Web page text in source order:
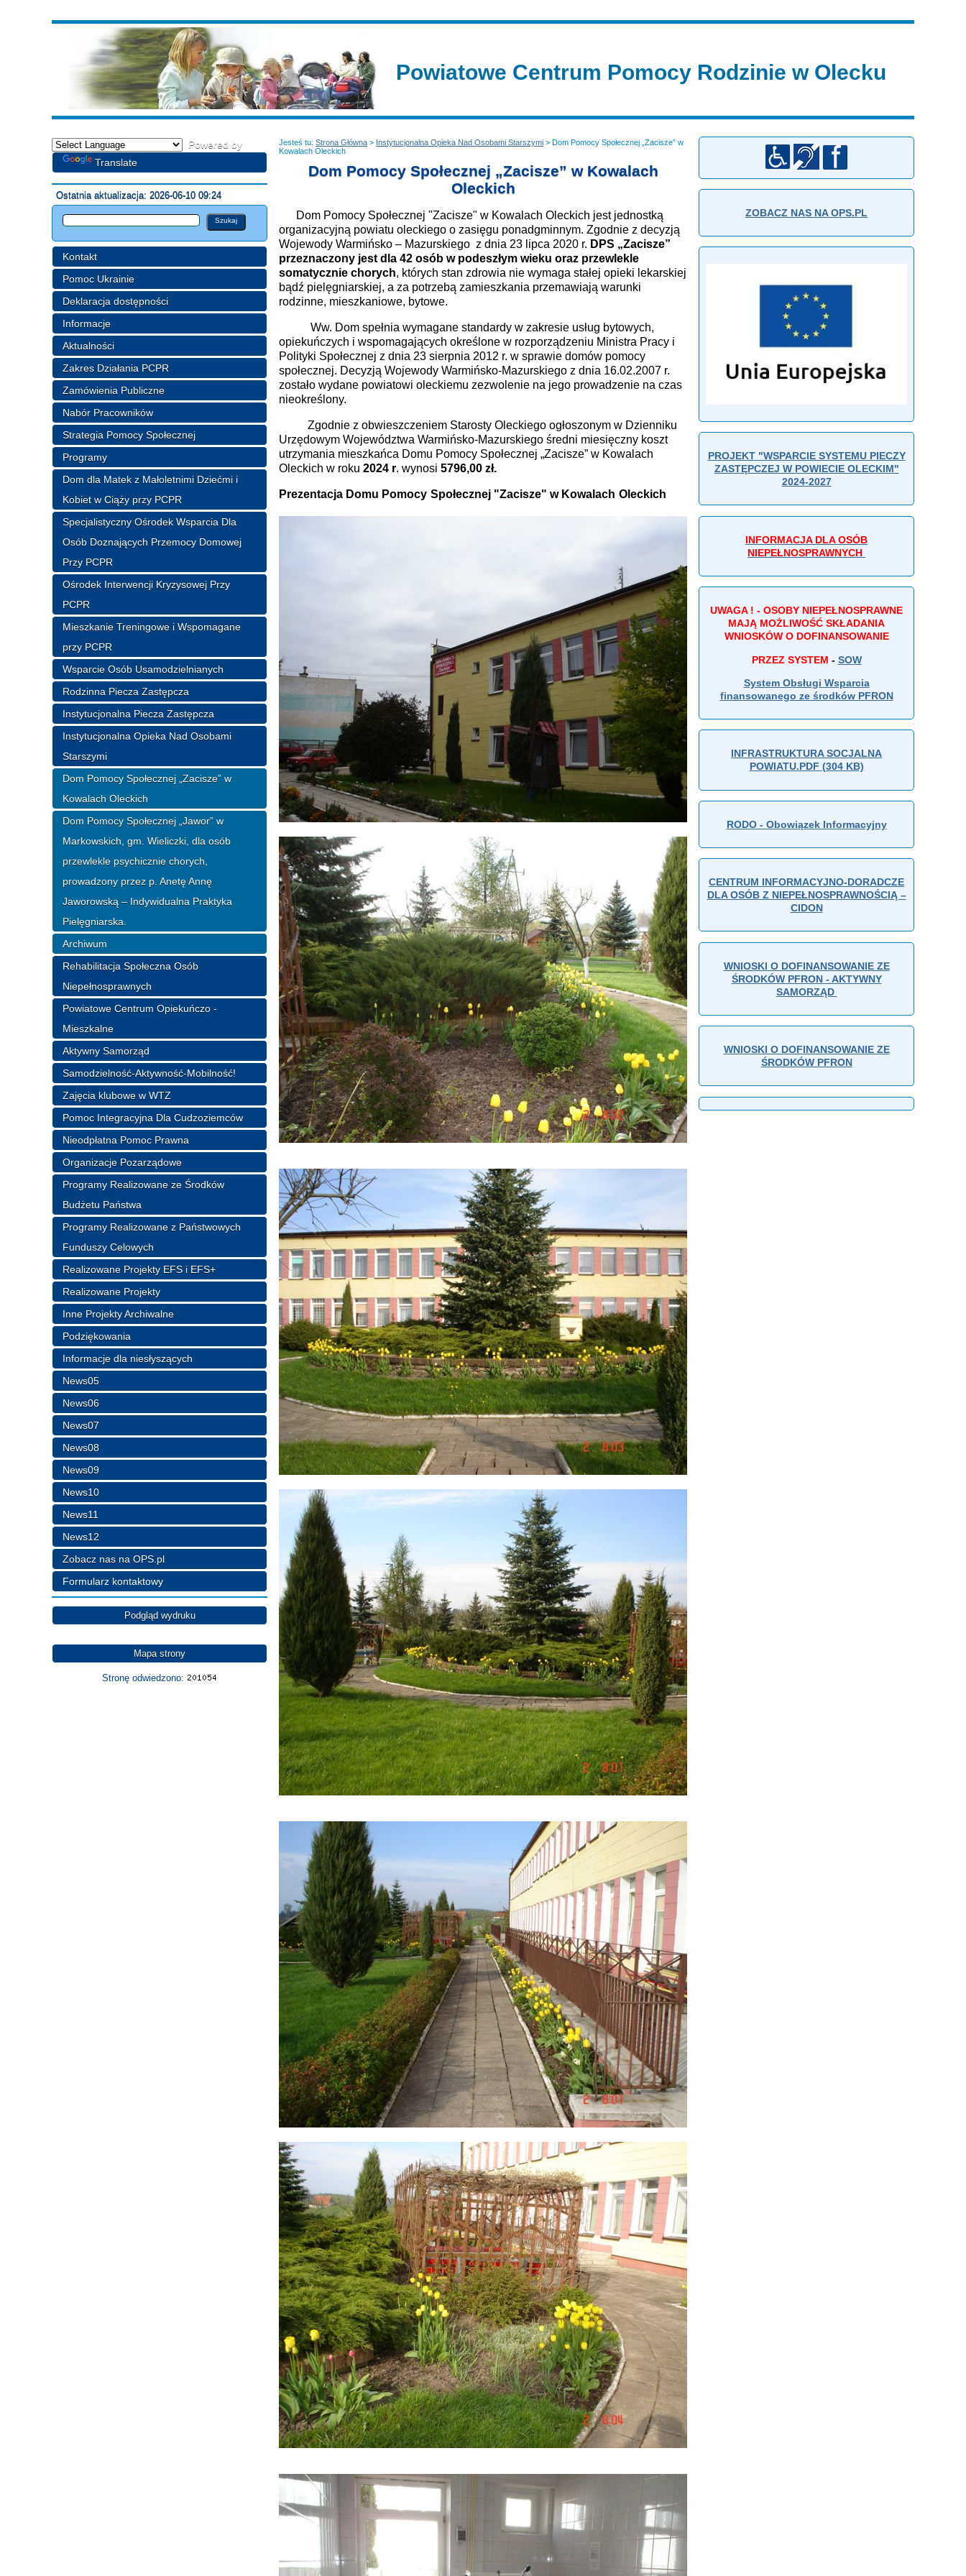
Powiatowe Centrum Pomocy Rodzinie w Olecku
Powered by
Translate
Ostatnia aktualizacja: 2026-06-10 09:24
Kontakt
Pomoc Ukrainie
Deklaracja dostępności
Informacje
Aktualności
Zakres Działania PCPR
Zamówienia Publiczne
Nabór Pracowników
Strategia Pomocy Społecznej
Programy
Dom dla Matek z Małoletnimi Dziećmi i
Kobiet w Ciąży przy PCPR
Specjalistyczny Ośrodek Wsparcia Dla
Osób Doznających Przemocy Domowej
Przy PCPR
Ośrodek Interwencji Kryzysowej Przy
PCPR
Mieszkanie Treningowe i Wspomagane
przy PCPR
Wsparcie Osób Usamodzielnianych
Rodzinna Piecza Zastępcza
Instytucjonalna Piecza Zastępcza
Instytucjonalna Opieka Nad Osobami
Starszymi
Dom Pomocy Społecznej „Zacisze” w
Kowalach Oleckich
Dom Pomocy Społecznej „Jawor” w
Markowskich, gm. Wieliczki, dla osób
przewlekle psychicznie chorych,
prowadzony przez p. Anetę Annę
Jaworowską – Indywidualna Praktyka
Pielęgniarska.
Archiwum
Rehabilitacja Społeczna Osób
Niepełnosprawnych
Powiatowe Centrum Opiekuńczo -
Mieszkalne
Aktywny Samorząd
Samodzielność-Aktywność-Mobilność!
Zajęcia klubowe w WTZ
Pomoc Integracyjna Dla Cudzoziemców
Nieodpłatna Pomoc Prawna
Organizacje Pozarządowe
Programy Realizowane ze Środków
Budżetu Państwa
Programy Realizowane z Państwowych
Funduszy Celowych
Realizowane Projekty EFS i EFS+
Realizowane Projekty
Inne Projekty Archiwalne
Podziękowania
Informacje dla niesłyszących
News05
News06
News07
News08
News09
News10
News11
News12
Zobacz nas na OPS.pl
Formularz kontaktowy
Podgląd wydruku
Mapa strony
Stronę odwiedzono:
Jesteś tu: Strona Główna > Instytucjonalna Opieka Nad Osobami Starszymi > Dom Pomocy Społecznej „Zacisze” w
Kowalach Oleckich
Dom Pomocy Społecznej „Zacisze” w Kowalach
Oleckich
Dom Pomocy Społecznej "Zacisze" w Kowalach Oleckich jest jednostką
organizacyjną powiatu oleckiego o zasięgu ponadgminnym. Zgodnie z decyzją
Wojewody Warmińsko – Mazurskiego z dnia 23 lipca 2020 r. DPS „Zacisze”
przeznaczony jest dla 42 osób w podeszłym wieku oraz przewlekle
somatycznie chorych, których stan zdrowia nie wymaga stałej opieki lekarskiej
bądź pielęgniarskiej, a za potrzebą zamieszkania przemawiają warunki
rodzinne, mieszkaniowe, bytowe.
Ww. Dom spełnia wymagane standardy w zakresie usług bytowych,
opiekuńczych i wspomagających określone w rozporządzeniu Ministra Pracy i
Polityki Społecznej z dnia 23 sierpnia 2012 r. w sprawie domów pomocy
społecznej. Decyzją Wojewody Warmińsko-Mazurskiego z dnia 16.02.2007 r.
zostało wydane powiatowi oleckiemu zezwolenie na jego prowadzenie na czas
nieokreślony.
Zgodnie z obwieszczeniem Starosty Oleckiego ogłoszonym w Dzienniku
Urzędowym Województwa Warmińsko-Mazurskiego średni miesięczny koszt
utrzymania mieszkańca Domu Pomocy Społecznej „Zacisze” w Kowalach
Oleckich w roku 2024 r. wynosi 5796,00 zł.
Prezentacja Domu Pomocy Społecznej "Zacisze" w Kowalach Oleckich
ZOBACZ NAS NA OPS.PL
PROJEKT "WSPARCIE SYSTEMU PIECZY
ZASTĘPCZEJ W POWIECIE OLECKIM"
2024-2027
INFORMACJA DLA OSÓB
NIEPEŁNOSPRAWNYCH
UWAGA ! - OSOBY NIEPEŁNOSPRAWNE
MAJĄ MOŻLIWOŚĆ SKŁADANIA
WNIOSKÓW O DOFINANSOWANIE
PRZEZ SYSTEM - SOW
System Obsługi Wsparcia
finansowanego ze środków PFRON
INFRASTRUKTURA SOCJALNA
POWIATU.PDF (304 KB)
RODO - Obowiązek Informacyjny
CENTRUM INFORMACYJNO-DORADCZE
DLA OSÓB Z NIEPEŁNOSPRAWNOŚCIĄ –
CIDON
WNIOSKI O DOFINANSOWANIE ZE
ŚRODKÓW PFRON - AKTYWNY
SAMORZĄD
WNIOSKI O DOFINANSOWANIE ZE
ŚRODKÓW PFRON